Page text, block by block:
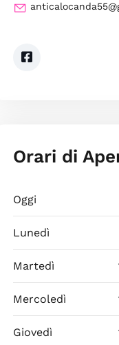
Orari di
Oggi
Lunedì
Martedì
Mercoledì
Giovedì